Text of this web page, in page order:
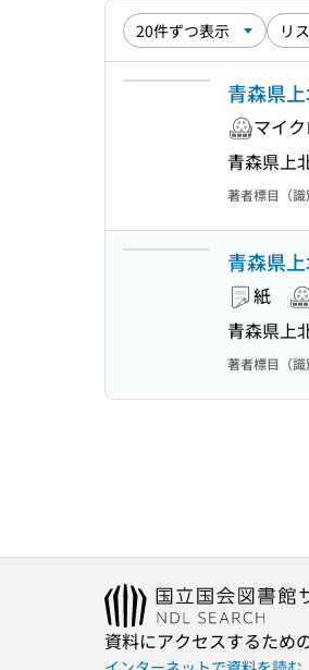
青森県
マイク
青森県上
著者標目（識
青森県
紙
青森県上
著者標目（識
資料にアクセスするため